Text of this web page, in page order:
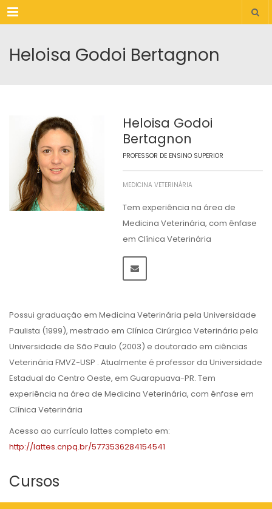
Menu
Heloisa Godoi Bertagnon
Heloisa Godoi
Bertagnon
PROFESSOR DE ENSINO SUPERIOR
MEDICINA VETERINÁRIA
Tem experiência na área de
Medicina Veterinária, com ênfase
em Clínica Veterinária
Possui graduação em Medicina Veterinária pela Universidade
Paulista (1999), mestrado em Clínica Cirúrgica Veterinária pela
Universidade de São Paulo (2003) e doutorado em ciências
Veterinária FMVZ-USP . Atualmente é professor da Universidade
Estadual do Centro Oeste, em Guarapuava-PR. Tem
experiência na área de Medicina Veterinária, com ênfase em
Clínica Veterinária
Acesso ao currículo lattes completo em:
http://lattes.cnpq.br/5773536284154541
Cursos